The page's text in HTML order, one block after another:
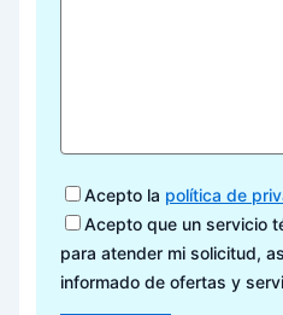
Acepto la política de
Acepto que un servicio
para atender mi solicitud,
informado de ofertas y